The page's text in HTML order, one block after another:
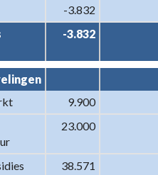
-3.832
-3.832
9.900
23.000
38.571